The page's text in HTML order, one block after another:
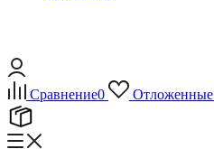
Сравнение0 Отложенные